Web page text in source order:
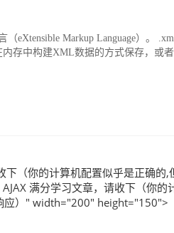
（eXtensible Markup Language）。
存中构建XML数据的方式保存，或
下（你的计算机配置似乎是正确的,
满分学习文章，请收下（你的
应）" width="200" height="150">